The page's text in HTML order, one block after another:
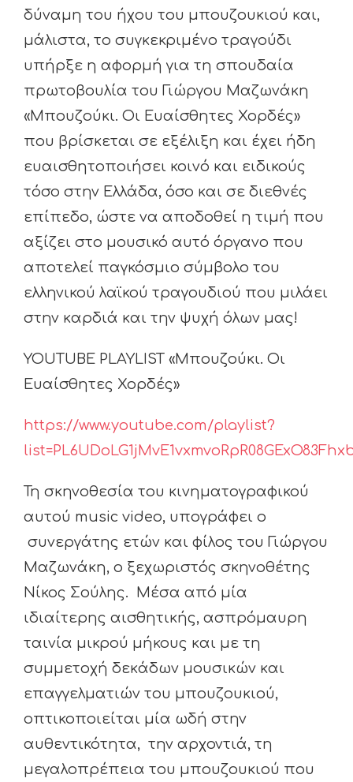
δύναμη του ήχου του μπουζουκιού και,
μάλιστα, το συγκεκριμένο τραγούδι
υπήρξε η αφορμή για τη σπουδαία
πρωτοβουλία του Γιώργου Μαζωνάκη
«Μπουζούκι. Οι Ευαίσθητες Χορδές»
που βρίσκεται σε εξέλιξη και έχει ήδη
ευαισθητοποιήσει κοινό και ειδικούς
τόσο στην Ελλάδα, όσο και σε διεθνές
επίπεδο, ώστε να αποδοθεί η τιμή που
αξίζει στο μουσικό αυτό όργανο που
αποτελεί παγκόσμιο σύμβολο του
ελληνικού λαϊκού τραγουδιού που μιλάει
στην καρδιά και την ψυχή όλων μας!
YOUTUBE PLAYLIST «Μπουζούκι. Οι
Ευαίσθητες Χορδές»
https://www.youtube.com/playlist?
Τη σκηνοθεσία του κινηματογραφικού
αυτού music video, υπογράφει ο
συνεργάτης ετών και φίλος του Γιώργου
Μαζωνάκη, ο ξεχωριστός σκηνοθέτης
Νίκος Σούλης. Μέσα από μία
ιδιαίτερης αισθητικής, ασπρόμαυρη
ταινία μικρού μήκους και με τη
συμμετοχή δεκάδων μουσικών και
επαγγελματιών του μπουζουκιού,
οπτικοποιείται μία ωδή στην
αυθεντικότητα, την αρχοντιά, τη
μεγαλοπρέπεια του μπουζουκιού που